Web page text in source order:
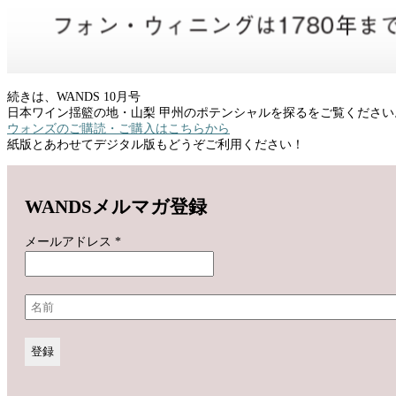
続きは、WANDS 10月号
日本ワイン揺籃の地・山梨 甲州のポテンシャルを探るをご覧くださ
ウォンズのご購読・ご購入はこちらから
紙版とあわせてデジタル版もどうぞご利用ください！
WANDSメルマガ登録
メールアドレス *